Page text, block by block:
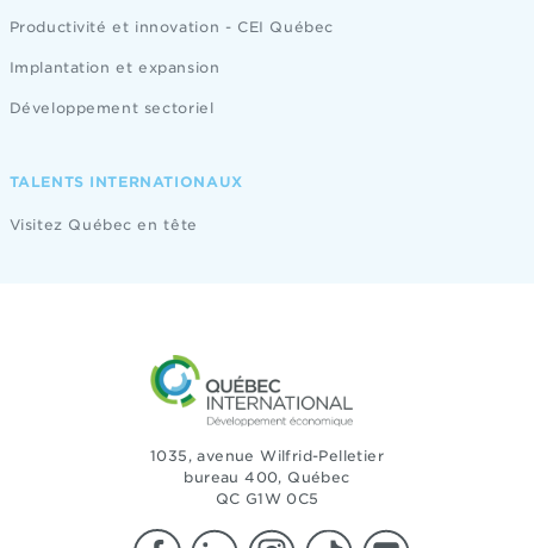
Productivité et innovation - CEI Québec
Implantation et expansion
Développement sectoriel
TALENTS INTERNATIONAUX
Visitez Québec en tête
1035, avenue Wilfrid-Pelletier
bureau 400, Québec
QC G1W 0C5